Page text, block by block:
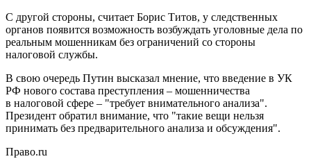
С другой стороны, считает Борис Титов, у следственных
органов появится возможность возбуждать уголовные дела по
реальным мошенникам без ограничений со стороны
налоговой службы.
В свою очередь Путин высказал мнение, что введение в УК
РФ нового состава преступления – мошенничества
в налоговой сфере – "требует внимательного анализа".
Президент обратил внимание, что "такие вещи нельзя
принимать без предварительного анализа и обсуждения".
Право.ru